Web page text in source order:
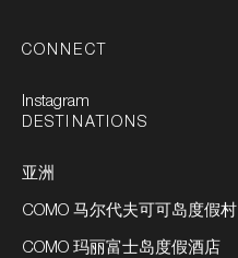
CONNECT
Instagram
DESTINATIONS
亚洲
COMO 马尔代夫可可岛度假村
COMO 玛丽富士岛度假酒店